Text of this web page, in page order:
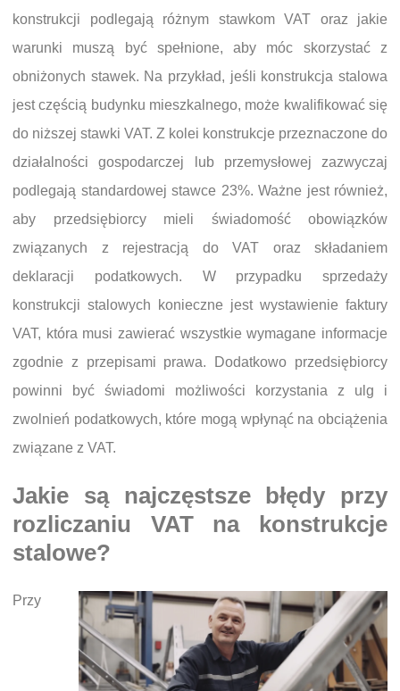
konstrukcji podlegają różnym stawkom VAT oraz jakie
warunki muszą być spełnione, aby móc skorzystać z
obniżonych stawek. Na przykład, jeśli konstrukcja stalowa
jest częścią budynku mieszkalnego, może kwalifikować się
do niższej stawki VAT. Z kolei konstrukcje przeznaczone do
działalności gospodarczej lub przemysłowej zazwyczaj
podlegają standardowej stawce 23%. Ważne jest również,
aby przedsiębiorcy mieli świadomość obowiązków
związanych z rejestracją do VAT oraz składaniem
deklaracji podatkowych. W przypadku sprzedaży
konstrukcji stalowych konieczne jest wystawienie faktury
VAT, która musi zawierać wszystkie wymagane informacje
zgodnie z przepisami prawa. Dodatkowo przedsiębiorcy
powinni być świadomi możliwości korzystania z ulg i
zwolnień podatkowych, które mogą wpłynąć na obciążenia
związane z VAT.
Jakie są najczęstsze błędy przy
rozliczaniu VAT na konstrukcje
stalowe?
Przy